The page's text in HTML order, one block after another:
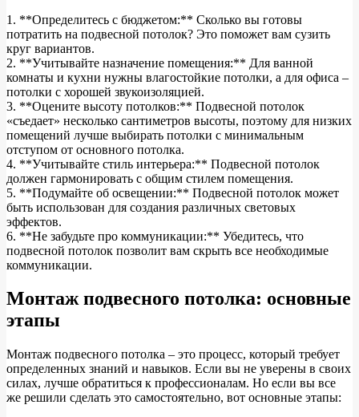
1. **Определитесь с бюджетом:** Сколько вы готовы
потратить на подвесной потолок? Это поможет вам сузить
круг вариантов.
2. **Учитывайте назначение помещения:** Для ванной
комнаты и кухни нужны влагостойкие потолки, а для офиса –
потолки с хорошей звукоизоляцией.
3. **Оцените высоту потолков:** Подвесной потолок
«съедает» несколько сантиметров высоты, поэтому для низких
помещений лучше выбирать потолки с минимальным
отступом от основного потолка.
4. **Учитывайте стиль интерьера:** Подвесной потолок
должен гармонировать с общим стилем помещения.
5. **Подумайте об освещении:** Подвесной потолок может
быть использован для создания различных световых
эффектов.
6. **Не забудьте про коммуникации:** Убедитесь, что
подвесной потолок позволит вам скрыть все необходимые
коммуникации.
Монтаж подвесного потолка: основные
этапы
Монтаж подвесного потолка – это процесс, который требует
определенных знаний и навыков. Если вы не уверены в своих
силах, лучше обратиться к профессионалам. Но если вы все
же решили сделать это самостоятельно, вот основные этапы: